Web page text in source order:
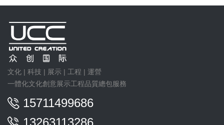
文化 | 科技 | 展示 | 工程 | 運營
一體化文化創意展示工程品質總包服務
15711499686
13263113286